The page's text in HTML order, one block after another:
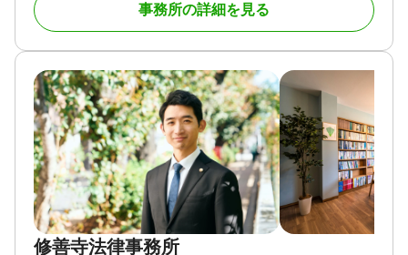
静岡県
遺言書 / 遺産分割 / 相続財産調査 / 相続放棄 / 成年後
見 / 相続手続き / 相続人調査 / 相続トラブル（弁護士
相談）
事務所の詳細を見る
修善寺法律事務所